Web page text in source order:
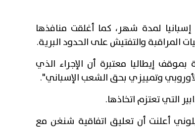
لمدة شهر، كما أغلقت منافذها
المراقبة والتفتيش على الحدود البرية.
إيطاليا معتبرة أن الإجراء الذي
وتمييزي بحق الشعب الإسباني".
التي تعتزم اتخاذها.
أعلنت أن تعليق اتفاقية شنغن مع